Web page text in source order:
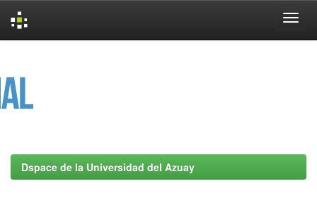
Dspace de la Universidad del Azuay